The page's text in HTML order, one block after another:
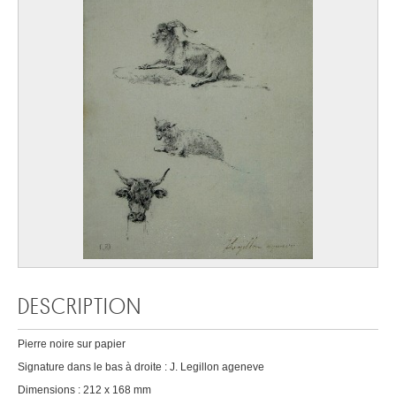
DESCRIPTION
Pierre noire sur papier
Signature dans le bas à droite : J. Legillon ageneve
Dimensions : 212 x 168 mm